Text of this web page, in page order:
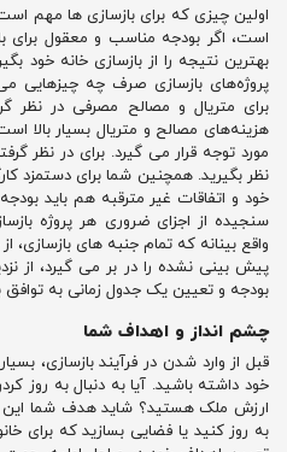
اولین چیزی که برای بازسازی ها مهم
است، اگر بودجه مناسب و معقول برای
بهترین نتیجه را از بازسازی خانه خود
پروژه‌های بازسازی صرف چه چیزهایی
برای متریال و مصالح مصرفی در نظر
هزینه‌های مصالح و متریال بسیار بالا
مورد توجه قرار می گیرد. برای در نظر
نظر بگیرید. همچنین شما برای دستمزد
خود و اتفاقات غیر مترقبه هم باید
سنجیده از اجزای ضروری هر پروژه
واقع بینانه که تمام جنبه های بازسازی،
پیش بینی نشده را در بر می گیرد، از
بودجه و تعیین یک جدول زمانی به توافق
چشم انداز و اهداف شما
قبل از وارد شدن در فرآیند بازسازی،
خود داشته باشید. آیا به دنبال به روز
ارزش ملک هستید؟ شاید هدف شما این
به روز کنید یا فضایی بسازید که برای